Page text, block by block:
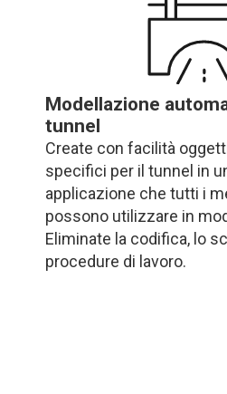
Modellazione
tunnel
Create con facilità
specifici per il tunnel in
applicazione che tutti i
possono utilizzare in
Eliminate la codifica, lo
procedure di lavoro.